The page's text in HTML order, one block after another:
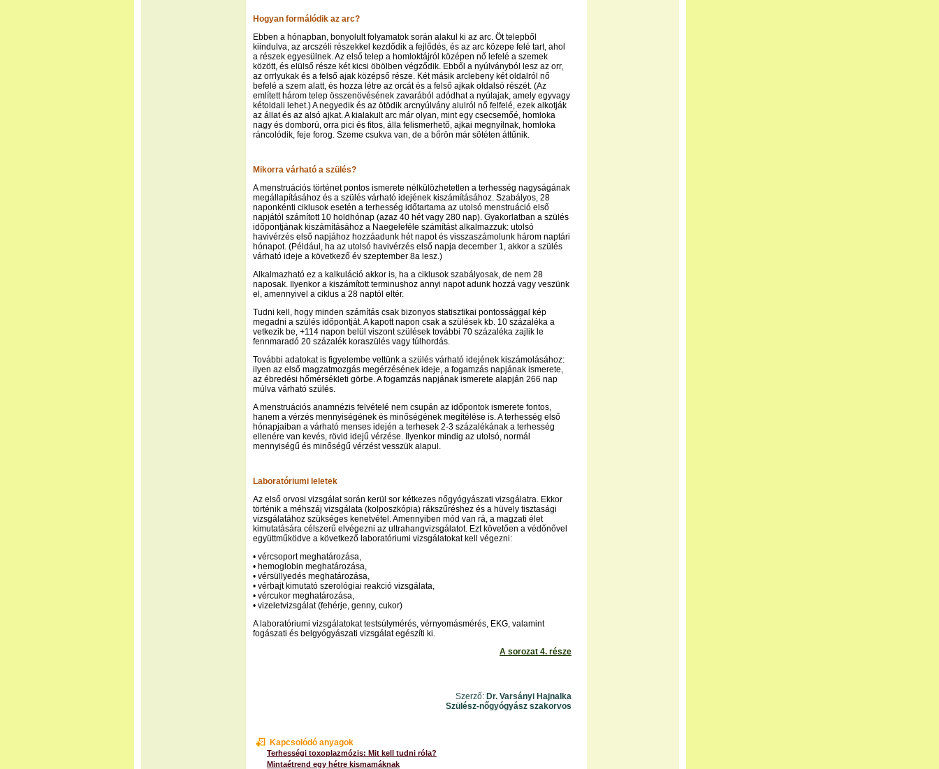
Hogyan formálódik az arc?
Ebben a hónapban, bonyolult folyamatok során alakul ki az arc. Öt telepből
kiindulva, az arcszéli részekkel kezdődik a fejlődés, és az arc közepe felé tart, ahol
a részek egyesülnek. Az első telep a homloktájról középen nő lefelé a szemek
között, és elülső része két kicsi öbölben végződik. Ebből a nyúlványból lesz az orr,
az orrlyukak és a felső ajak középső része. Két másik arclebeny két oldalról nő
befelé a szem alatt, és hozza létre az orcát és a felső ajkak oldalsó részét. (Az
említett három telep összenövésének zavarából adódhat a nyúlajak, amely egyvagy
kétoldali lehet.) A negyedik és az ötödik arcnyúlvány alulról nő felfelé, ezek alkotják
az állat és az alsó ajkat. A kialakult arc már olyan, mint egy csecsemőé, homloka
nagy és domború, orra pici és fitos, álla felismerhető, ajkai megnyílnak, homloka
ráncolódik, feje forog. Szeme csukva van, de a bőrön már sötéten áttűnik.
Mikorra várható a szülés?
A menstruációs történet pontos ismerete nélkülözhetetlen a terhesség nagyságának
megállapításához és a szülés várható idejének kiszámításához. Szabályos, 28
naponkénti ciklusok esetén a terhesség időtartama az utolsó menstruáció első
napjától számított 10 holdhónap (azaz 40 hét vagy 280 nap). Gyakorlatban a szülés
időpontjának kiszámításához a Naegeleféle számítást alkalmazzuk: utolsó
havivérzés első napjához hozzáadunk hét napot és visszaszámolunk három naptári
hónapot. (Például, ha az utolsó havivérzés első napja december 1, akkor a szülés
várható ideje a következő év szeptember 8a lesz.)
Alkalmazható ez a kalkuláció akkor is, ha a ciklusok szabályosak, de nem 28
naposak. Ilyenkor a kiszámított terminushoz annyi napot adunk hozzá vagy veszünk
el, amennyivel a ciklus a 28 naptól eltér.
Tudni kell, hogy minden számítás csak bizonyos statisztikai pontossággal kép
megadni a szülés időpontját. A kapott napon csak a szülések kb. 10 százaléka a
vetkezik be, +114 napon belül viszont szülések további 70 százaléka zajlik le
fennmaradó 20 százalék koraszülés vagy túlhordás.
További adatokat is figyelembe vettünk a szülés várható idejének kiszámolásához:
ilyen az első magzatmozgás megérzésének ideje, a fogamzás napjának ismerete,
az ébredési hőmérsékleti görbe. A fogamzás napjának ismerete alapján 266 nap
múlva várható szülés.
A menstruációs anamnézis felvételé nem csupán az időpontok ismerete fontos,
hanem a vérzés mennyiségének és minőségének megítélése is. A terhesség első
hónapjaiban a várható menses idején a terhesek 2-3 százalékának a terhesség
ellenére van kevés, rövid idejű vérzése. Ilyenkor mindig az utolsó, normál
mennyiségű és minőségű vérzést vesszük alapul.
Laboratóriumi leletek
Az első orvosi vizsgálat során kerül sor kétkezes nőgyógyászati vizsgálatra. Ekkor
történik a méhszáj vizsgálata (kolposzkópia) rákszűréshez és a hüvely tisztasági
vizsgálatához szükséges kenetvétel. Amennyiben mód van rá, a magzati élet
kimutatására célszerű elvégezni az ultrahangvizsgálatot. Ezt követően a védőnővel
együttműködve a következő laboratóriumi vizsgálatokat kell végezni:
• vércsoport meghatározása,
• hemoglobin meghatározása,
• vérsüllyedés meghatározása,
• vérbajt kimutató szerológiai reakció vizsgálata,
• vércukor meghatározása,
• vizeletvizsgálat (fehérje, genny, cukor)
A laboratóriumi vizsgálatokat testsúlymérés, vérnyomásmérés, EKG, valamint
fogászati és belgyógyászati vizsgálat egészíti ki.
A sorozat 4. része
Szerző: Dr. Varsányi Hajnalka
Szülész-nőgyógyász szakorvos
Kapcsolódó anyagok
Terhességi toxoplazmózis: Mit kell tudni róla?
Mintaétrend egy hétre kismamáknak